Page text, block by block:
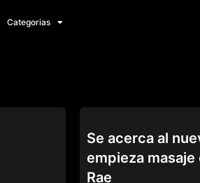
Categorias
Se acerca al
empieza masaje
Rae